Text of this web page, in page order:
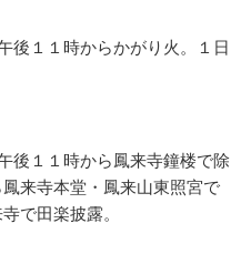
後１１時からかがり火。１日
後１１時から鳳来寺鐘楼で除
来寺本堂・鳳来山東照宮で
で田楽披露。